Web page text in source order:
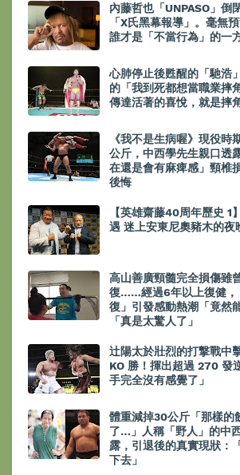
內藤哲也「UNPASO」倒
「X氏黑幕報導」。毫無
誰才是「不當行為」的一
心肺停止後甦醒的「馳浩
的「我到死都想當職業摔
傳達活著的喜悅，就是摔
《我不是生病喔》現役時
公斤，中西學先生親口透
在還是會有麻痺感」頸椎
後悔
【英雄齋藤40周年歷史 1
遇 迷上安東尼奧豬木的夜
高山善廣頸髓完全損傷雖
復……經過6年以上復健，
復」引發感動熱潮「竟然
「真是太驚人了」
辻陽太於壯烈的打撃戰中
KO 勝！揮出超過 270 發
手完全沒有感覺了」
體重減掉30公斤「那樣的
了…」人稱「野人」的中
露，引退後的真實現狀：
下去」